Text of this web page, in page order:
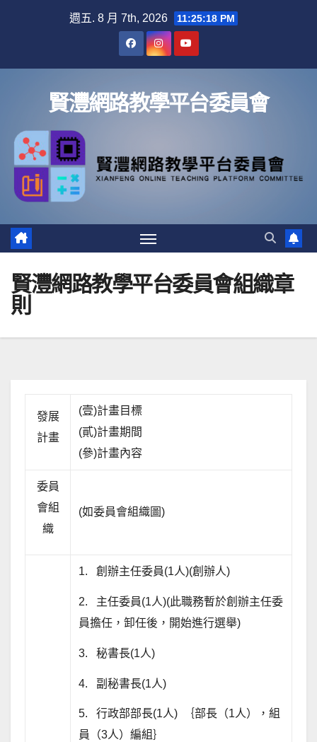
週五. 8 月 7th, 2026 11:25:18 PM
賢灃網路教學平台委員會
賢灃網路教學平台委員會組織章
則
發展
計畫
(壹)計畫目標
(貳)計畫期間
(參)計畫內容
委員
會組
織
(如委員會組織圖)
1. 創辦主任委員(1人)(創辦人)
2. 主任委員(1人)(此職務暫於創辦主任委
員擔任，卸任後，開始進行選舉)
3. 秘書長(1人)
4. 副秘書長(1人)
5. 行政部部長(1人) ｛部長（1人），組
員（3人）編組｝